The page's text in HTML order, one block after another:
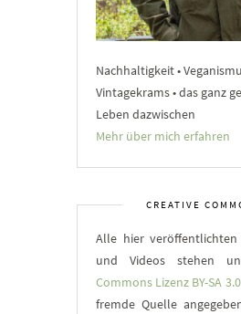
Nachhaltigkeit •
Vintagekrams • das ganz
Leben dazwischen
Mehr über mich erfahren
CREATIVE
Alle hier veröffentlichten
und Videos stehen
Commons Lizenz BY-SA 3.0
fremde Quelle